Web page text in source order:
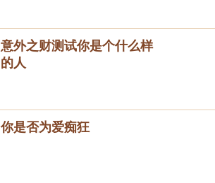
意外之财测试你是个什么样
的人
你是否为爱痴狂